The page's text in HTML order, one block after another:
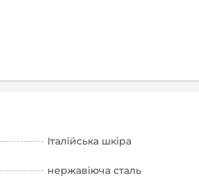
Італійська шкіра
нержавіюча сталь